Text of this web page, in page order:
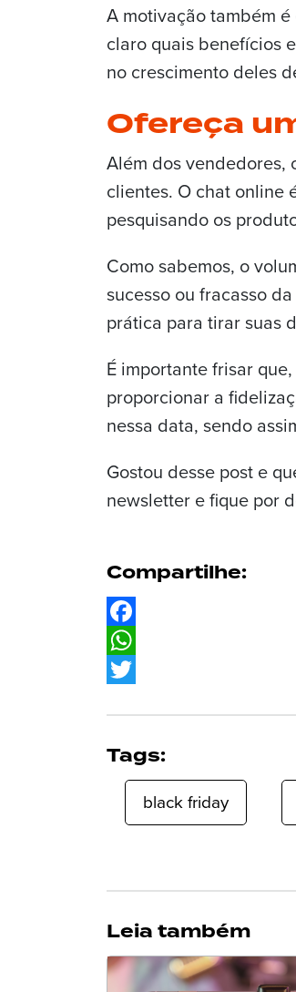
A motivação também
claro quais benefícios
no crescimento deles
Ofereça
Além dos vendedores,
clientes. O chat online
pesquisando os
Como sabemos, o
sucesso ou fracasso
prática para tirar suas
É importante frisar
proporcionar a
nessa data, sendo
Gostou desse post e
newsletter e fique por
Compartilhe:
Facebook
WhatsApp
Tags:
black friday
Leia também